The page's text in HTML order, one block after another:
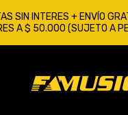
SIN INTERES + ENVÍO
A $ 50.000 (SUJETO A